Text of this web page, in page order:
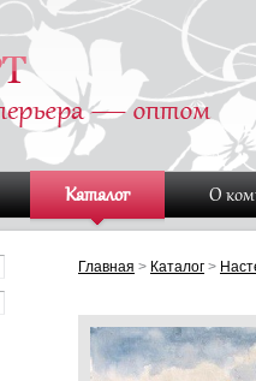
Каталог О
Главная > Каталог >